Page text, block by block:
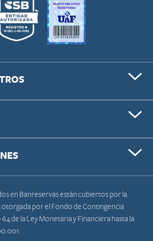
en Banreservas están cubiertos por la
por el Fondo de Contingencia
de la Ley Monetaria y Financiera hasta la